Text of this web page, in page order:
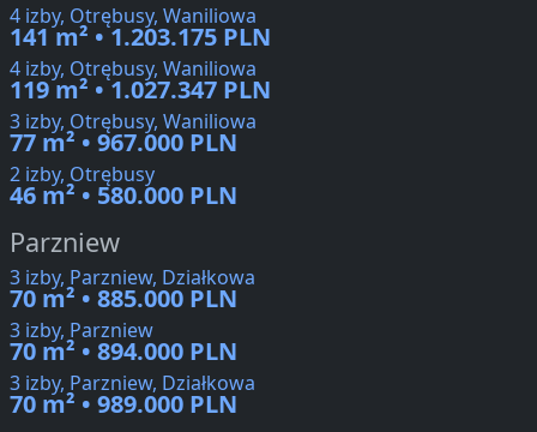
4 izby, Otrębusy, Waniliowa
141 m² • 1.203.175 PLN
4 izby, Otrębusy, Waniliowa
119 m² • 1.027.347 PLN
3 izby, Otrębusy, Waniliowa
77 m² • 967.000 PLN
2 izby, Otrębusy
46 m² • 580.000 PLN
Parzniew
3 izby, Parzniew, Działkowa
70 m² • 885.000 PLN
3 izby, Parzniew
70 m² • 894.000 PLN
3 izby, Parzniew, Działkowa
70 m² • 989.000 PLN